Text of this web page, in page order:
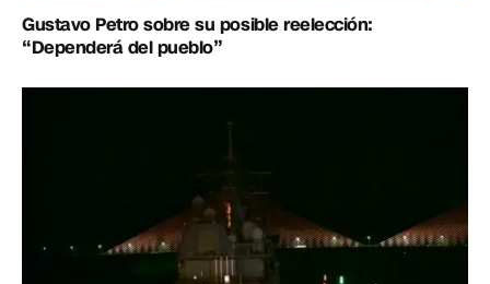
Gustavo Petro sobre su posible reelección:
“Dependerá del pueblo”